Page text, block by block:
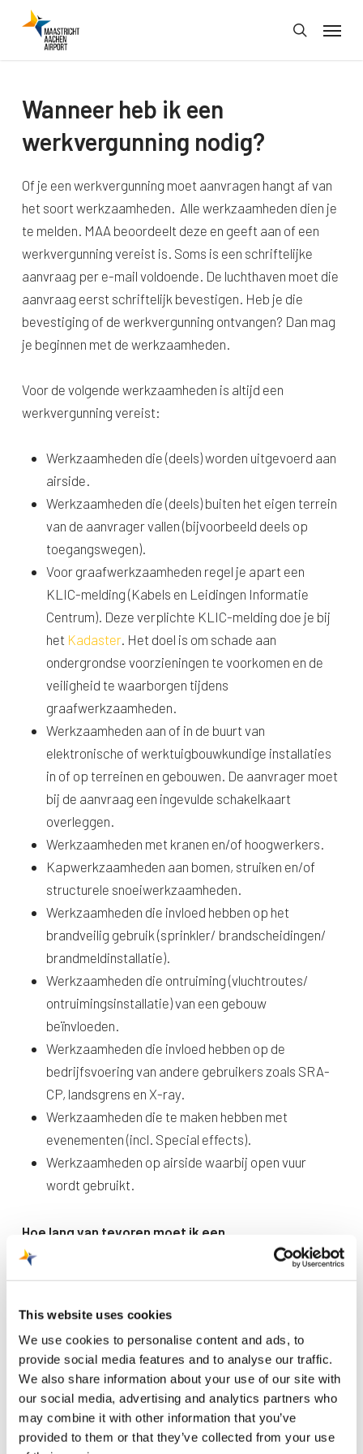
This website uses cookies
We use cookies to personalise content and ads, to
provide social media features and to analyse our traffic.
We also share information about your use of our site with
our social media, advertising and analytics partners who
may combine it with other information that you’ve
provided to them or that they’ve collected from your use
search
Menu
Wanneer heb ik een
werkvergunning nodig?
Of je een werkvergunning moet aanvragen hangt af van
het soort werkzaamheden. Alle werkzaamheden dien je
te melden. MAA beoordeelt deze en geeft aan of een
werkvergunning vereist is. Soms is een schriftelijke
aanvraag per e-mail voldoende. De luchthaven moet die
aanvraag eerst schriftelijk bevestigen. Heb je die
bevestiging of de werkvergunning ontvangen? Dan mag
je beginnen met de werkzaamheden.
Voor de volgende werkzaamheden is altijd een
werkvergunning vereist:
Werkzaamheden die (deels) worden uitgevoerd aan
airside.
Werkzaamheden die (deels) buiten het eigen terrein
van de aanvrager vallen (bijvoorbeeld deels op
toegangswegen).
Voor graafwerkzaamheden regel je apart een
KLIC-melding (Kabels en Leidingen Informatie
Centrum). Deze verplichte KLIC-melding doe je bij
het Kadaster. Het doel is om schade aan
ondergrondse voorzieningen te voorkomen en de
veiligheid te waarborgen tijdens
graafwerkzaamheden.
Werkzaamheden aan of in de buurt van
elektronische of werktuigbouwkundige installaties
in of op terreinen en gebouwen. De aanvrager moet
bij de aanvraag een ingevulde schakelkaart
overleggen.
Werkzaamheden met kranen en/of hoogwerkers.
Kapwerkzaamheden aan bomen, struiken en/of
structurele snoeiwerkzaamheden.
Werkzaamheden die invloed hebben op het
brandveilig gebruik (sprinkler/ brandscheidingen/
brandmeldinstallatie).
Werkzaamheden die ontruiming (vluchtroutes/
ontruimingsinstallatie) van een gebouw
beïnvloeden.
Werkzaamheden die invloed hebben op de
bedrijfsvoering van andere gebruikers zoals SRA-
CP, landsgrens en X-ray.
Werkzaamheden die te maken hebben met
evenementen (incl. Special effects).
Werkzaamheden op airside waarbij open vuur
wordt gebruikt.
Hoe lang van tevoren moet ik een
werkvergunningen aanvragen?
Is een werkvergunning vereist? Dan geldt een
grote en complexe aanvragen rekening met een termijn
van maximaal 7 weken. Heb je geen werkvergunning
nodig, maar is een schriftelijke bevestiging van de
luchthaven voldoende? Dan word je aanvraag binnen 2
werkdagen goedgekeurd.